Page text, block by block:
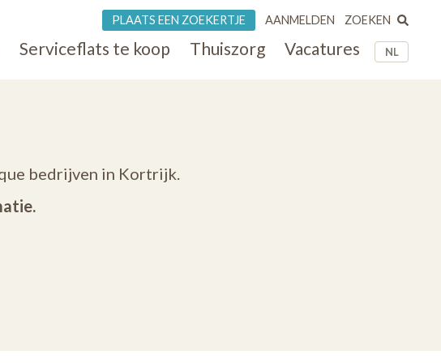
NL
Serviceflats te koop Thuiszorg Vacatures
PLAATS EEN ZOEKERTJE AANMELDEN ZOEKEN
bedrijven in Kortrijk.